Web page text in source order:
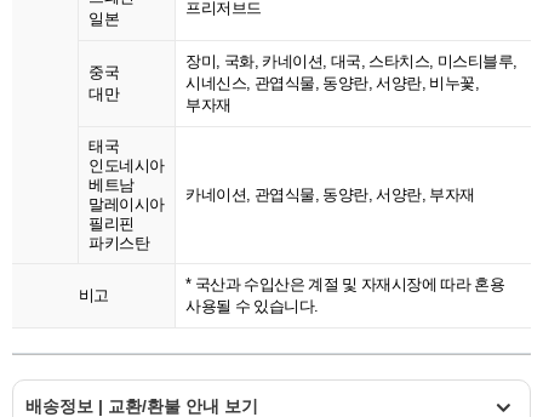
일본
프리저브드
중국
대만
장미, 국화, 카네이션, 대국, 스타치스, 미스티블루,
시네신스, 관엽식물, 동양란, 서양란, 비누꽃,
부자재
태국
인도네시아
베트남
말레이시아
필리핀
파키스탄
카네이션, 관엽식물, 동양란, 서양란, 부자재
비고
* 국산과 수입산은 계절 및 자재시장에 따라 혼용
사용될 수 있습니다.
배송정보 | 교환/환불 안내 보기